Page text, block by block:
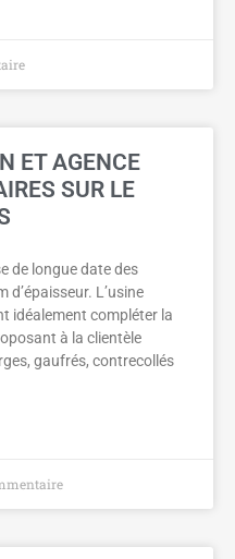
ET AGENCE
SUR LE
de longue date des
d’épaisseur. L’usine
idéalement compléter la
à la clientèle
gaufrés, contrecollés